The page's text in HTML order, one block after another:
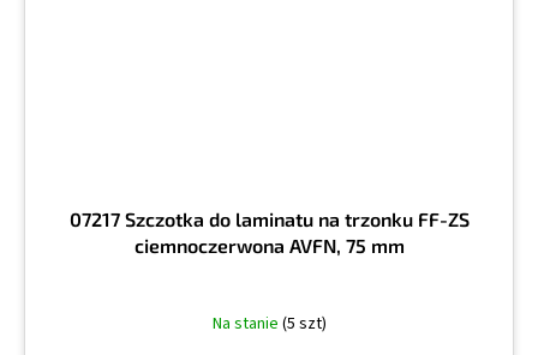
07217 Szczotka do laminatu na trzonku FF-ZS
ciemnoczerwona AVFN, 75 mm
Na stanie (5 szt)